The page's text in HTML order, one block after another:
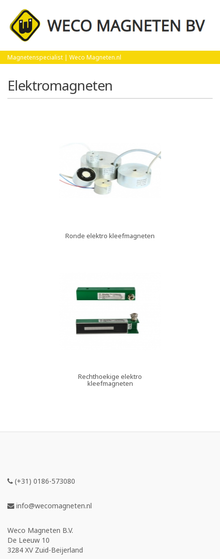
Magnetenspecialist | Weco Magneten.nl
Elektromagneten
Ronde elektro kleefmagneten
Rechthoekige elektro
kleefmagneten
(+31) 0186-573080
info@wecomagneten.nl
Weco Magneten B.V.
De Leeuw 10
3284 XV Zuid-Beijerland